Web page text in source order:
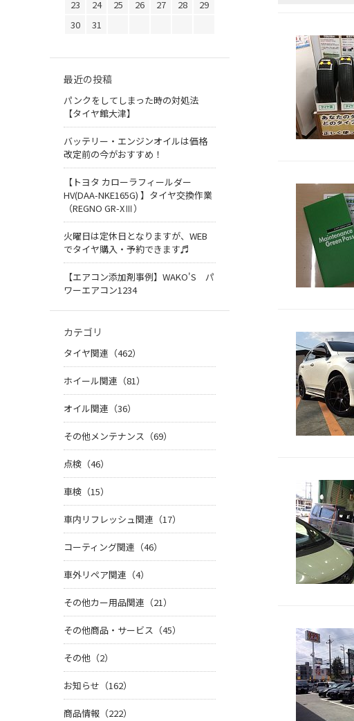
23
24 25 26 27 28
29
30
31
最近の投稿
パンクをしてしまった時の対処法
【タイヤ館大津】
バッテリー・エンジンオイルは価格
改定前の今がおすすめ！
【トヨタ カローラフィールダー
HV(DAA-NKE165G) 】タイヤ交換作業
（REGNO GR-XⅢ）
火曜日は定休日となりますが、WEB
でタイヤ購入・予約できます♬
【エアコン添加剤事例】WAKO'S パ
ワーエアコン1234
カテゴリ
タイヤ関連（462）
ホイール関連（81）
オイル関連（36）
その他メンテナンス（69）
点検（46）
車検（15）
車内リフレッシュ関連（17）
コーティング関連（46）
車外リペア関連（4）
その他カー用品関連（21）
その他商品・サービス（45）
その他（2）
お知らせ（162）
商品情報（222）